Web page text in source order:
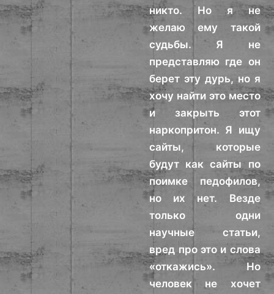
никто. Но я не
желаю ему такой
судьбы. Я не
представляю где он
берет эту дурь, но я
хочу найти это место
и закрыть этот
наркопритон. Я ищу
сайты, которые
будут как сайты по
поимке педофилов,
но их нет. Везде
только одни
научные статьи,
вред про это и слова
«откажись». Но
человек не хочет